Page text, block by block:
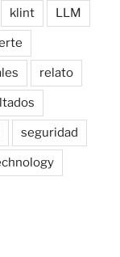
klint LLM
relato
seguridad